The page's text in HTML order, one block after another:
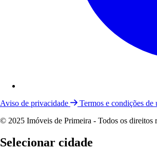
Aviso de privacidade
Termos e condições de
© 2025 Imóveis de Primeira - Todos os direitos
Selecionar cidade